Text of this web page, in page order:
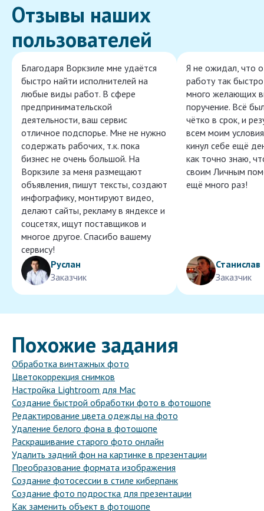
Отзывы наших
пользователей
Благодаря Воркзиле мне удаётся
быстро найти исполнителей на
любые виды работ. В сфере
предпринимательской
деятельности, ваш сервис
отличное подспорье. Мне не нужно
содержать рабочих, т.к. пока
бизнес не очень большой. На
Воркзиле за меня размещают
объявления, пишут тексты, создают
инфографику, монтируют видео,
делают сайты, рекламу в яндексе и
соцсетях, ищут поставщиков и
многое другое. Спасибо вашему
сервису!
Руслан
Заказчик
Я не ожидал, что
работу так
много желающих
поручение. Всё
чётко в срок, и
всем моим
кинул себе ещё
как точно знаю,
своим Личным
ещё много раз!
Станислав
Заказчик
Похожие задания
Обработка винтажных фото
Цветокоррекция снимков
Настройка Lightroom для Mac
Создание быстрой обработки фото в фотошопе
Редактирование цвета одежды на фото
Удаление белого фона в фотошопе
Раскрашивание старого фото онлайн
Удалить задний фон на картинке в презентации
Преобразование формата изображения
Создание фотосессии в стиле киберпанк
Создание фото подростка для презентации
Как заменить объект в фотошопе